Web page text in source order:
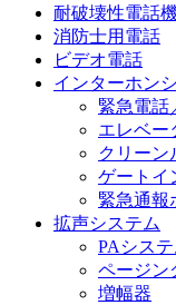
耐破壊性電話
消防士用電話
ビデオ電話
インターホン
緊急電話
エレベー
クリーン
ゲートイ
緊急通報
拡声システム
PAシス
ページン
増幅器